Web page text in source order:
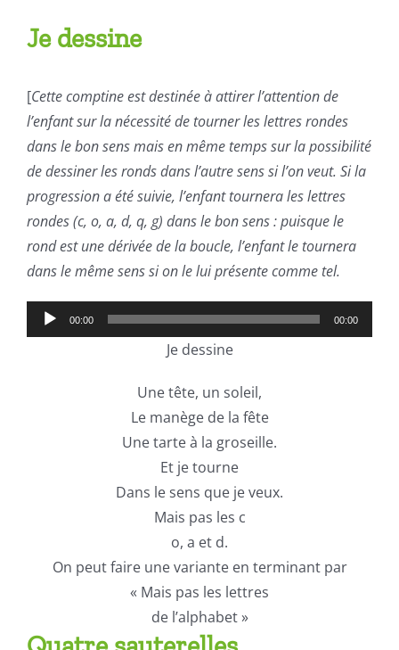
Je dessine
[Cette comptine est destinée à attirer l’attention de
l’enfant sur la nécessité de tourner les lettres rondes
dans le bon sens mais en même temps sur la possibilité
de dessiner les ronds dans l’autre sens si l’on veut. Si la
progression a été suivie, l’enfant tournera les lettres
rondes (c, o, a, d, q, g) dans le bon sens : puisque le
rond est unedérivéede la boucle, l’enfant le tournera
dans le même sens si on le lui présente comme tel.
Lecteur
audio
00:00 00:00
Je dessine
Une tête, un soleil,
Le manège de la fête
Une tarte à la groseille.
Et je tourne
Dans le sens que je veux.
Mais pas les c
o, a et d.
On peut faire une variante en terminant par
« Mais pas les lettres
de l’alphabet »